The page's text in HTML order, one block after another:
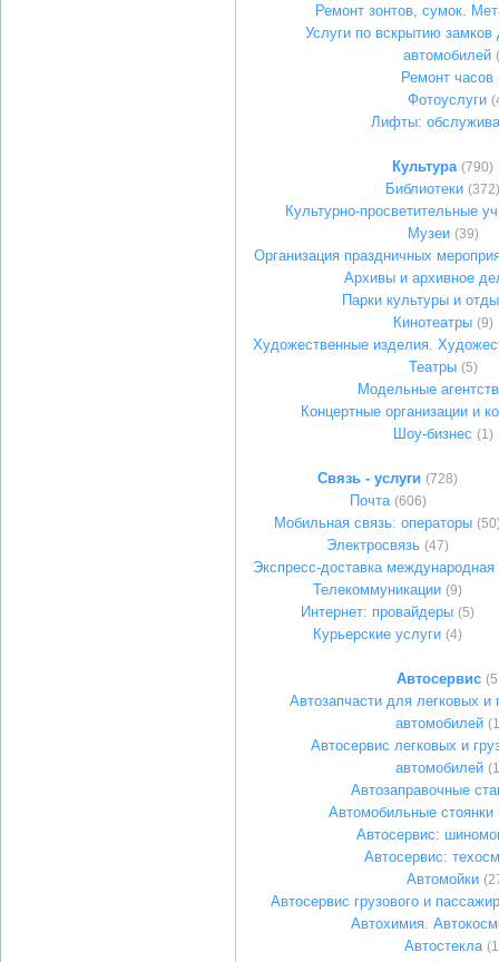
Ремонт зонтов, сумок.
Услуги по вскрытию
автомобилей
Ремонт часов
Фотоуслуги
Лифты:
Культура (790)
Библиотеки (372)
Культурно-просветительные
Музеи (39)
Организация праздничных
Архивы и архивное
Парки культуры и
Кинотеатры (9)
Художественные изделия.
Театры (5)
Модельные
Концертные организации и
Шоу-бизнес (1)
Связь - услуги (728)
Почта (606)
Мобильная связь: операторы
Электросвязь (47)
Экспресс-доставка международная
Телекоммуникации (9)
Интернет: провайдеры (5)
Курьерские услуги (4)
Автосервис
Автозапчасти для легковых и
автомобилей
Автосервис легковых и
автомобилей
Автозаправочные
Автомобильные стоянки
Автосервис:
Автосервис:
Автомойки
Автосервис грузового и
Автохимия.
Автостекла